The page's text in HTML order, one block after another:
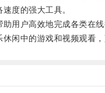
度的强大工具。
用户高效地完成各类在线
中的游戏和视频观看，